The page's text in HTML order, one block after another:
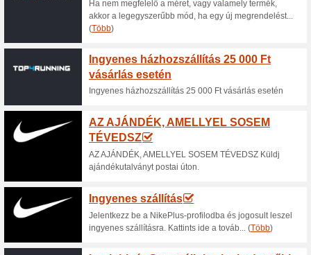
Kattints és csekkold le,
termékei. Testépítés, edzés,
fehérjeporokat és étrend-
BioTech USA - a
100% működött Akcio
Tincs és nézd meg hogy az